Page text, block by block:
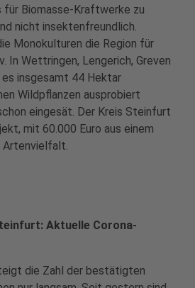
für Biomasse-Kraftwerke zu
nicht insektenfreundlich.
Monokulturen die Region für
In Wettringen, Lengerich, Greven
insgesamt 44 Hektar
Wildpflanzen ausprobiert
eingesät. Der Kreis Steinfurt
mit 60.000 Euro aus einem
Artenvielfalt.
Aktuelle Corona-
die Zahl der bestätigten